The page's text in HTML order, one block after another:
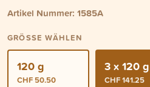
Artikel Nummer: 1585A
GRÖSSE WÄHLEN
120 g
CHF 50.50
3 x 120 g
CHF 141.25